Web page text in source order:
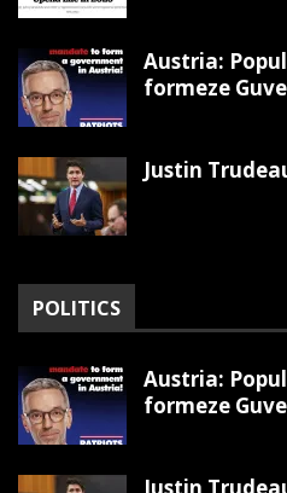
Austria:
formeze
Justin
POLITICS
Austria:
formeze